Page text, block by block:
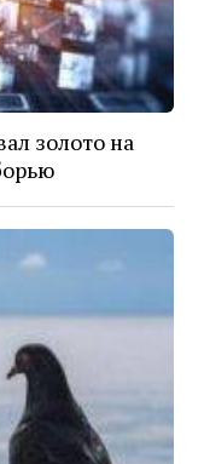
золото на